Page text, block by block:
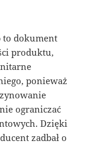
to dokument
produktu,
ponieważ
ograniczać
Dzięki
zadbał o